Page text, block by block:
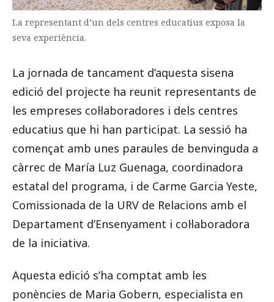
La representant d’un dels centres educatius exposa la
seva experiència.
La jornada de tancament d’aquesta sisena
edició del projecte ha reunit representants de
les empreses col·laboradores i dels centres
educatius que hi han participat. La sessió ha
començat amb unes paraules de benvinguda a
càrrec de María Luz Guenaga, coordinadora
estatal del programa, i de Carme Garcia Yeste,
Comissionada de la URV de Relacions amb el
Departament d’Ensenyament i col·laboradora
de la iniciativa.
Aquesta edició s’ha comptat amb les
ponències de Maria Gobern, especialista en